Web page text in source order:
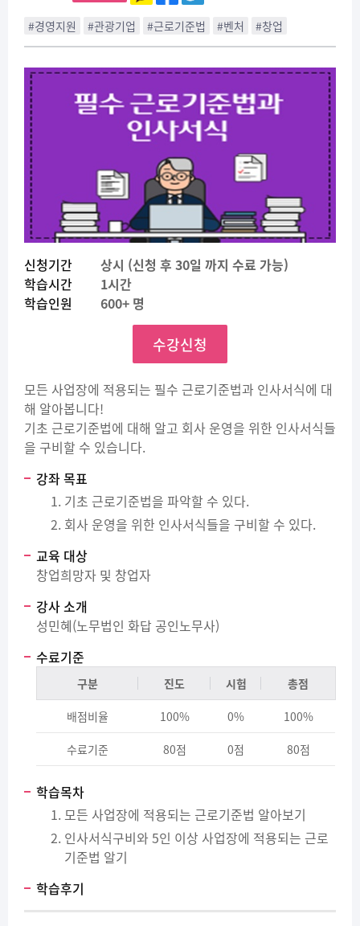
#경영지원 #관광기업 #근로기준법 #벤처 #창업
신청기간
상시 (신청 후 30일 까지 수료 가능)
학습시간
1시간
학습인원
600+ 명
수강신청
모든 사업장에 적용되는 필수 근로기준법과 인사서식에 대
해 알아봅니다!
기초 근로기준법에 대해 알고 회사 운영을 위한 인사서식들
을 구비할 수 있습니다.
강좌 목표
기초 근로기준법을 파악할 수 있다.
회사 운영을 위한 인사서식들을 구비할 수 있다.
교육 대상
창업희망자 및 창업자
강사 소개
성민혜(노무법인 화답 공인노무사)
수료기준
구분 진도 시험 총점
배점비율 100% 0% 100%
수료기준 80점 0점 80점
학습목차
모든 사업장에 적용되는 근로기준법 알아보기
인사서식구비와 5인 이상 사업장에 적용되는 근로
기준법 알기
학습후기